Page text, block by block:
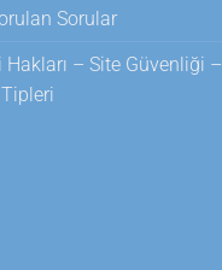
Sorular
Hakları – Site Güvenliği –